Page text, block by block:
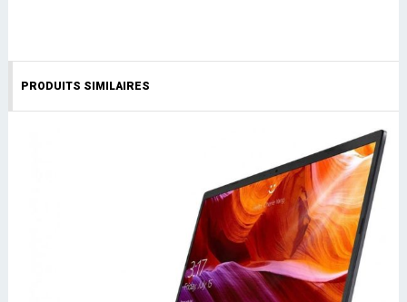
PRODUITS SIMILAIRES